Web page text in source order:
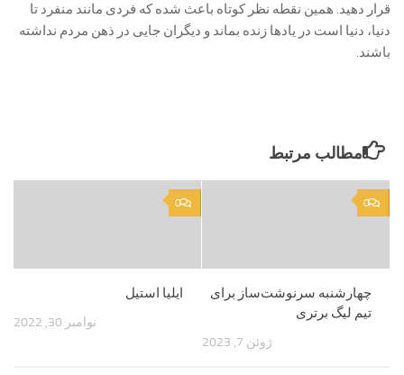
قرار دهید. همین نقطه نظر کوتاه باعث شده که فردی مانند منفرد تا
دنیا، دنیا است در یادها زنده بماند و دیگران جایی در ذهن مردم نداشته
باشند.
مطالب مرتبط
0
ایلیا استیل
نوامبر 30, 2022
0
چهارشنبه سرنوشت‌ساز برای
تیم لیگ برتری
ژوئن 7, 2023